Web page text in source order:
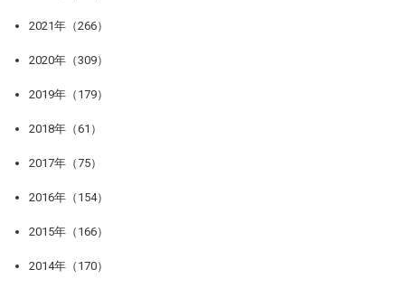
2021年（266）
2020年（309）
2019年（179）
2018年（61）
2017年（75）
2016年（154）
2015年（166）
2014年（170）